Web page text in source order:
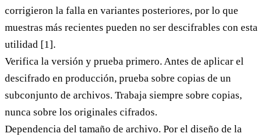
corrigieron la falla en variantes posteriores, por lo que
muestras más recientes pueden no ser descifrables con esta
utilidad [1].
Verifica la versión y prueba primero. Antes de aplicar el
descifrado en producción, prueba sobre copias de un
subconjunto de archivos. Trabaja siempre sobre copias,
nunca sobre los originales cifrados.
Dependencia del tamaño de archivo. Por el diseño de la